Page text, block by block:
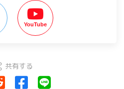
YouTube
共有する